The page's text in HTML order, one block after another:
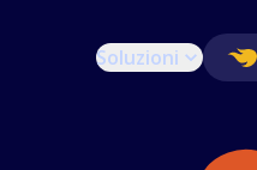
Soluzioni